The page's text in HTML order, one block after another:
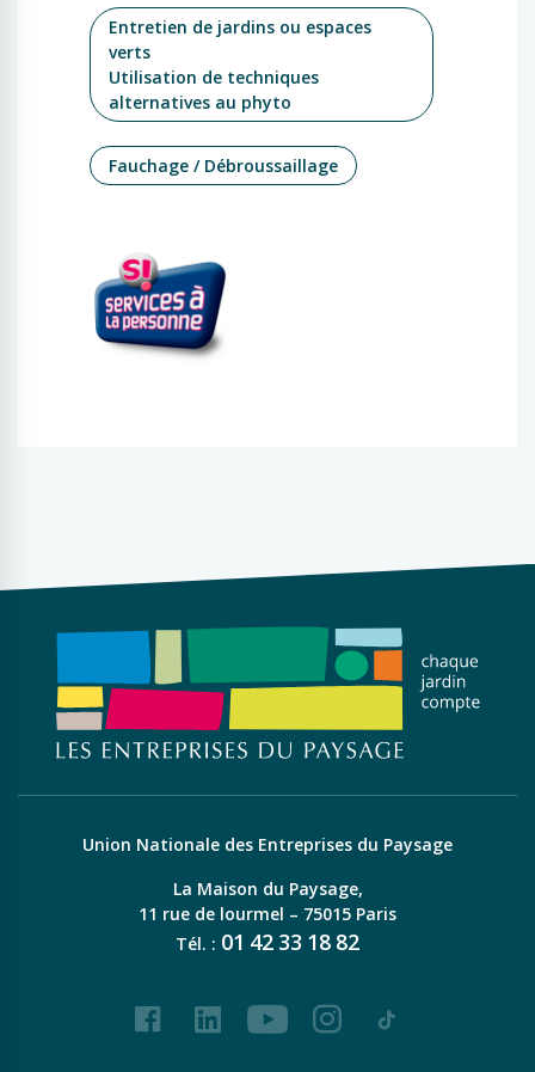
Entretien de jardins ou espaces
verts
Utilisation de techniques
alternatives au phyto
Fauchage / Débroussaillage
Union Nationale des Entreprises du Paysage
La Maison du Paysage,
11 rue de lourmel – 75015 Paris
Tél. : 01 42 33 18 82
FacebookLinkedInYoutubeInstagram
Tiktok